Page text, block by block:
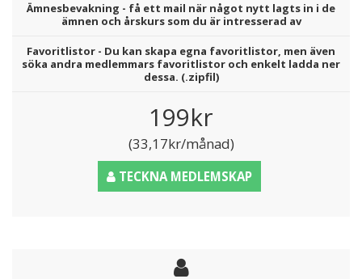
Ämnesbevakning - få ett mail när något nytt lagts in i de
ämnen och årskurs som du är intresserad av
Favoritlistor - Du kan skapa egna favoritlistor, men även
söka andra medlemmars favoritlistor och enkelt ladda ner
dessa. (.zipfil)
199kr
(33,17kr/månad)
TECKNA MEDLEMSKAP